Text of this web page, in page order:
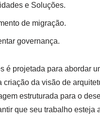
e Soluções.
de migração.
governança.
é projetada para abordar
criação da visão de
estruturada para o
que seu trabalho